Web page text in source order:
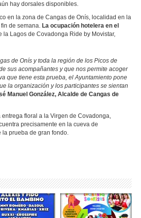
hay dorsales disponibles.
en la zona de Cangas de Onís, localidad en la
de semana. La ocupación hotelera en el
la Lagos de Covadonga Ride by Movistar,
de Onís y toda la región de los Picos de
sus acompañantes y que nos permite acoger
que tiene esta prueba, el Ayuntamiento pone
la organización y los participantes se sientan
Manuel González, Alcalde de Cangas de
floral a la Virgen de Covadonga,
precisamente en la cueva de
la prueba de gran fondo.